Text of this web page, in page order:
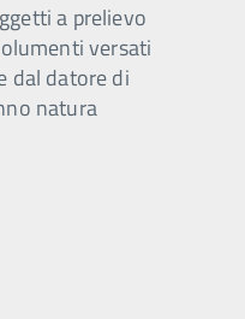
a prelievo
versati
dal datore di
natura